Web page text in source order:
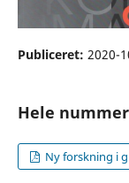
Publiceret: 2020-
Hele
Ny forskning i